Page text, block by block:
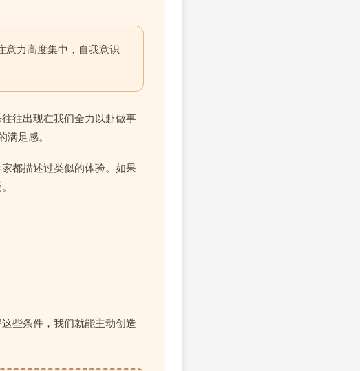
意力高度集中，自我意识
往出现在我们全力以赴做事
足感。
都描述过类似的体验。如果
些条件，我们就能主动创造